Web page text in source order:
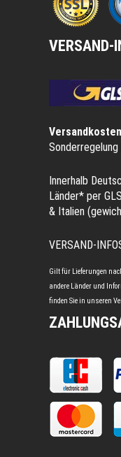
VERSAND-
Innerhalb
Länder* per
& Italien
VERSAND-
Gilt für Lieferungen
andere Länder und
finden Sie in unseren